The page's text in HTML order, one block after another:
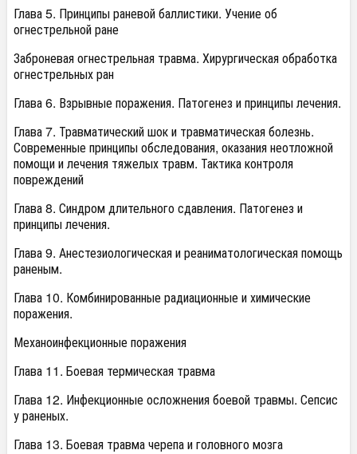
Глава 5. Принципы раневой баллистики. Учение об
огнестрельной ране
Заброневая огнестрельная травма. Хирургическая обработка
огнестрельных ран
Глава 6. Взрывные поражения. Патогенез и принципы лечения.
Глава 7. Травматический шок и травматическая болезнь.
Современные принципы обследования, оказания неотложной
помощи и лечения тяжелых травм. Тактика контроля
повреждений
Глава 8. Синдром длительного сдавления. Патогенез и
принципы лечения.
Глава 9. Анестезиологическая и реаниматологическая помощь
раненым.
Глава 10. Комбинированные радиационные и химические
поражения.
Механоинфекционные поражения
Глава 11. Боевая термическая травма
Глава 12. Инфекционные осложнения боевой травмы. Сепсис
у раненых.
Глава 13. Боевая травма черепа и головного мозга